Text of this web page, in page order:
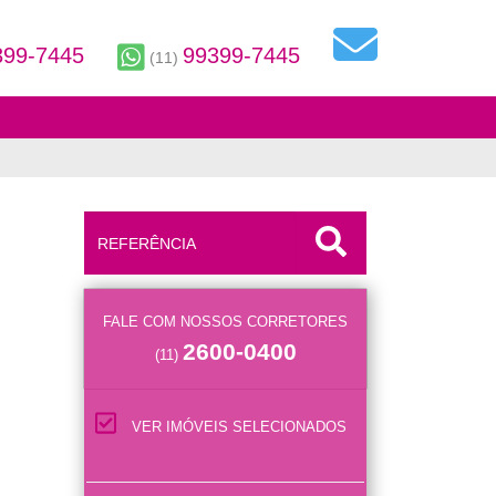
7445 (11) 99399-7445
FALE COM NOSSOS CORRETORES
(11) 2600-0400
VER IMÓVEIS SELECIONADOS